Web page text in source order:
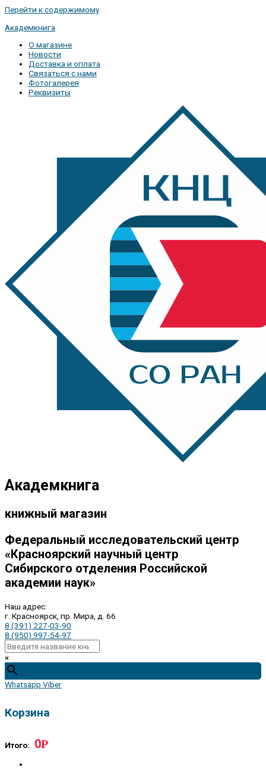
Перейти к содержимому
Академкнига
О магазине
Новости
Доставка и оплата
Связаться с нами
Фотогалерея
Реквизиты
Академкнига
книжный магазин
Федеральный исследовательский центр
«Красноярский научный центр
Сибирского отделения Российской
академии наук»
Наш адрес:
г. Красноярск, пр. Мира, д. 66
8 (391) 227-03-90
8 (950) 997-54-97
×
Whatsapp Viber
Корзина
Итого: 0Р